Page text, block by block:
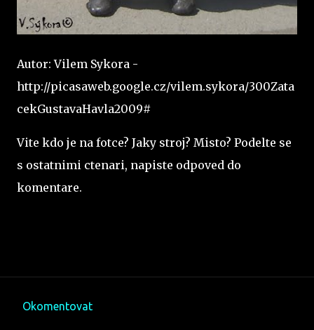
Autor: Vilem Sykora -
http://picasaweb.google.cz/vilem.sykora/300Zata
cekGustavaHavla2009#
Vite kdo je na fotce? Jaky stroj? Misto? Podelte se
s ostatnimi ctenari, napiste odpoved do
komentare.
Okomentovat